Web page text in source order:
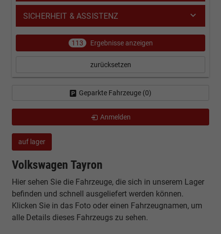
auf lager
Volkswagen Tayron
Hier sehen Sie die Fahrzeuge, die sich in unserem Lager
befinden und schnell ausgeliefert werden können.
Klicken Sie in das Foto oder einen Fahrzeugnamen, um
alle Details dieses Fahrzeugs zu sehen.
SICHERHEIT & ASSISTENZ
113 Ergebnisse anzeigen
zurücksetzen
Geparkte Fahrzeuge (0)
Anmelden